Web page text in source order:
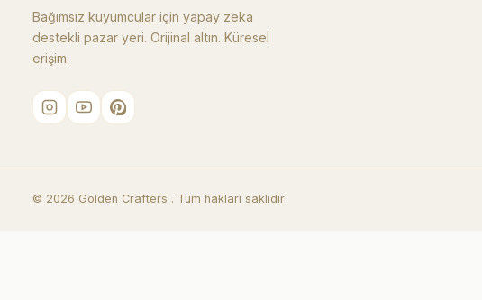
Bağımsız kuyumcular için yapay zeka
destekli pazar yeri. Orijinal altın. Küresel
erişim.
© 2026 Golden Crafters . Tüm hakları saklıdır